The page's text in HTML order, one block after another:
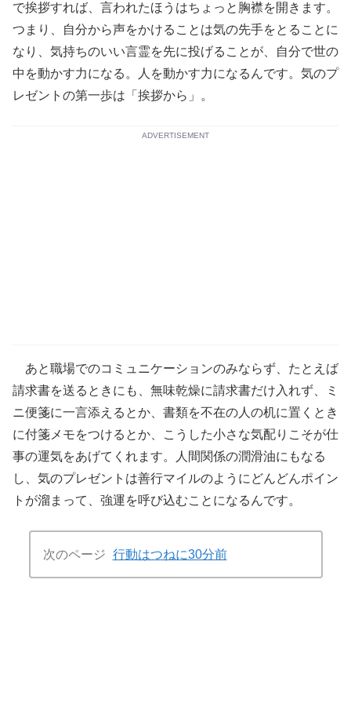
で挨拶すれば、言われたほうはちょっと胸襟を開きます。
つまり、自分から声をかけることは気の先手をとることに
なり、気持ちのいい言霊を先に投げることが、自分で世の
中を動かす力になる。人を動かす力になるんです。気のプ
レゼントの第一歩は「挨拶から」。
ADVERTISEMENT
あと職場でのコミュニケーションのみならず、たとえば
請求書を送るときにも、無味乾燥に請求書だけ入れず、ミ
ニ便箋に一言添えるとか、書類を不在の人の机に置くとき
に付箋メモをつけるとか、こうした小さな気配りこそが仕
事の運気をあげてくれます。人間関係の潤滑油にもなる
し、気のプレゼントは善行マイルのようにどんどんポイン
トが溜まって、強運を呼び込むことになるんです。
次のページ 行動はつねに30分前